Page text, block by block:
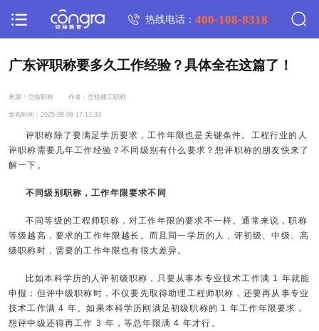
热线电话：400-108-8318
广东评职称要多久工作经验？具体全在这篇了！
来源：空格职称 作者：空格建工职称
发布时间：2025-08-06 17:11:33
评职称除了要满足学历要求，工作年限也是关键条件。工程行业的人
评职称需要几年工作经验？不同级别有什么要求？想评职称的朋友快来了
解一下。
不同级别职称，工作年限要求不同
不同等级的工程师职称，对工作年限的要求不一样。通常来说，职称
等级越高，要求的工作年限越长。而且同一学历的人，评初级、中级、高
级职称时，需要的工作年限也有很大差异。
比如本科学历的人评初级职称，只要从事本专业技术工作满 1 年就能
申报；但评中级职称时，不仅要先取得助理工程师职称，还要再从事专业
技术工作满 4 年。如果本科学历刚满足初级职称的 1 年工作年限要求，
想评中级还得再工作 3 年，等总年限满 4 年才行。